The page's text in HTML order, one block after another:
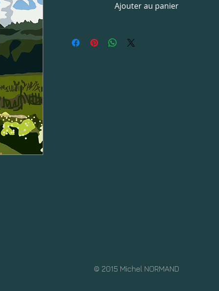
Ajouter au panier
© 2015 Michel NORMAND